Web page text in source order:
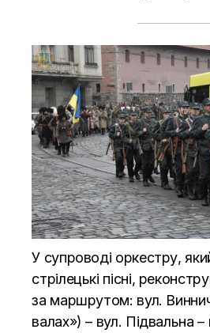
У супроводі оркестру,
стрілецькі пісні,
за маршрутом: вул.
валах») – вул. Підвальна